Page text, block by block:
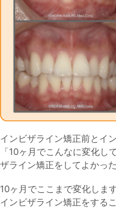
インビザライン矯正前とイ
「10ヶ月でこんなに変化
ザライン矯正をしてよかっ
10ヶ月でここまで変化します
インビザライン矯正をする